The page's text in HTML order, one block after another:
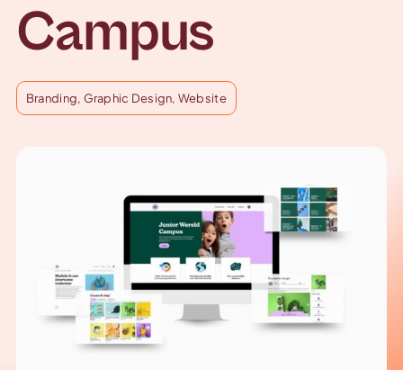
Contact
Over Em
Campus
Branding, Graphic Design, Website